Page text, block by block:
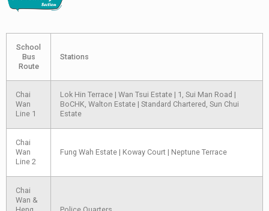
School
Bus
Route
Stations
Chai
Wan
Line 1
Lok Hin Terrace | Wan Tsui Estate | 1, Sui Man Road |
BoCHK, Walton Estate | Standard Chartered, Sun Chui
Estate
Chai
Wan
Line 2
Fung Wah Estate | Koway Court | Neptune Terrace
Chai
Wan &